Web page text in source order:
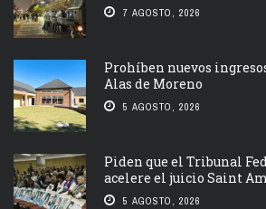
7 AGOSTO, 2026
Prohíben nuevos
Alas de Moreno
5 AGOSTO, 2026
Piden que el Tribunal
acelere el juicio Saint
5 AGOSTO, 2026